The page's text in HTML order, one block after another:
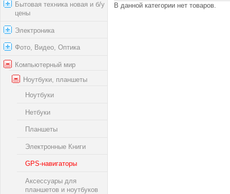
Бытовая техника новая и б/у
цены
Электроника
Фото, Видео, Оптика
Компьютерный мир
Ноутбуки, планшеты
Ноутбуки
Нетбуки
Планшеты
Электронные Книги
GPS-навигаторы
Аксессуары для
планшетов и ноутбуков
В данной категории нет товаров.